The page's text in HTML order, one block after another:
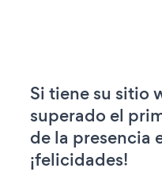
Si tiene su sitio
superado el
de la presencia
¡felicidades!